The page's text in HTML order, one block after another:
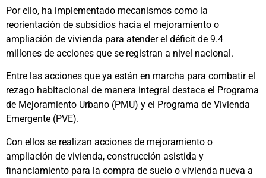
Por ello, ha implementado mecanismos como la
reorientación de subsidios hacia el mejoramiento o
ampliación de vivienda para atender el déficit de 9.4
millones de acciones que se registran a nivel nacional.
Entre las acciones que ya están en marcha para combatir el
rezago habitacional de manera integral destaca el Programa
de Mejoramiento Urbano (PMU) y el Programa de Vivienda
Emergente (PVE).
Con ellos se realizan acciones de mejoramiento o
ampliación de vivienda, construcción asistida y
financiamiento para la compra de suelo o vivienda nueva a